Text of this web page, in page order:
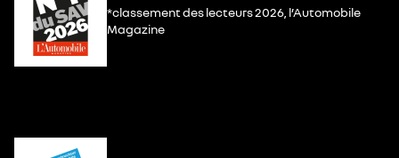
*classement des lecteurs 2026, l’Automobile
Magazine